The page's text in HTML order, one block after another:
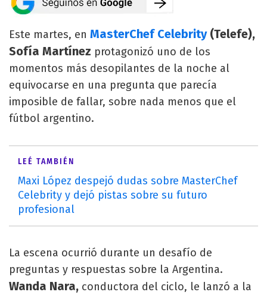
Este martes, en MasterChef Celebrity(Telefe),
Sofía Martínez protagonizó uno de los
momentos más desopilantes de la noche al
equivocarse en una pregunta que parecía
imposible de fallar, sobre nada menos que el
fútbol argentino.
LEÉ TAMBIÉN
Maxi López despejó dudas sobre MasterChef
Celebrity y dejó pistas sobre su futuro
profesional
La escena ocurrió durante un desafío de
preguntas y respuestas sobre la Argentina.
Wanda Nara, conductora del ciclo, le lanzó a la